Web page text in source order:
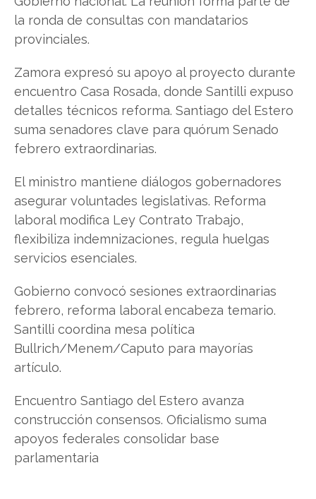
la ronda de consultas con mandatarios
provinciales.
Zamora expresó su apoyo al proyecto durante
encuentro Casa Rosada, donde Santilli expuso
detalles técnicos reforma. Santiago del Estero
suma senadores clave para quórum Senado
febrero extraordinarias.
El ministro mantiene diálogos gobernadores
asegurar voluntades legislativas. Reforma
laboral modifica Ley Contrato Trabajo,
flexibiliza indemnizaciones, regula huelgas
servicios esenciales.
Gobierno convocó sesiones extraordinarias
febrero, reforma laboral encabeza temario.
Santilli coordina mesa política
Bullrich/Menem/Caputo para mayorías
artículo.
Encuentro Santiago del Estero avanza
construcción consensos. Oficialismo suma
apoyos federales consolidar base
parlamentaria